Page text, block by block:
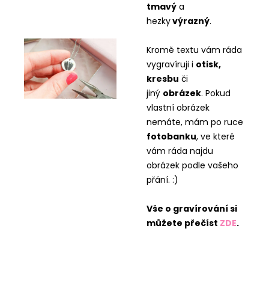
tmavý a
hezkyvýrazný.
Kromě textu vám ráda
vygravíruji i otisk,
kresbu či
jiný obrázek. Pokud
vlastní obrázek
nemáte, mám po ruce
fotobanku, ve které
vám ráda najdu
obrázek podle vašeho
přání. :)
Vše o gravírování si
můžete přečíst ZDE.